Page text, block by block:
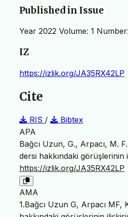
Published in Issue
Year 2022 Volume: 1
IZ
https://izlik.org/JA35RX42LP
Cite
RIS /
Bibtex
APA
Bağcı Uzun, G., Arpacı, M.
dersi hakkındaki görüşlerinin
https://izlik.org/JA35RX42LP
AMA
1.Bağcı Uzun G, Arpacı MF,